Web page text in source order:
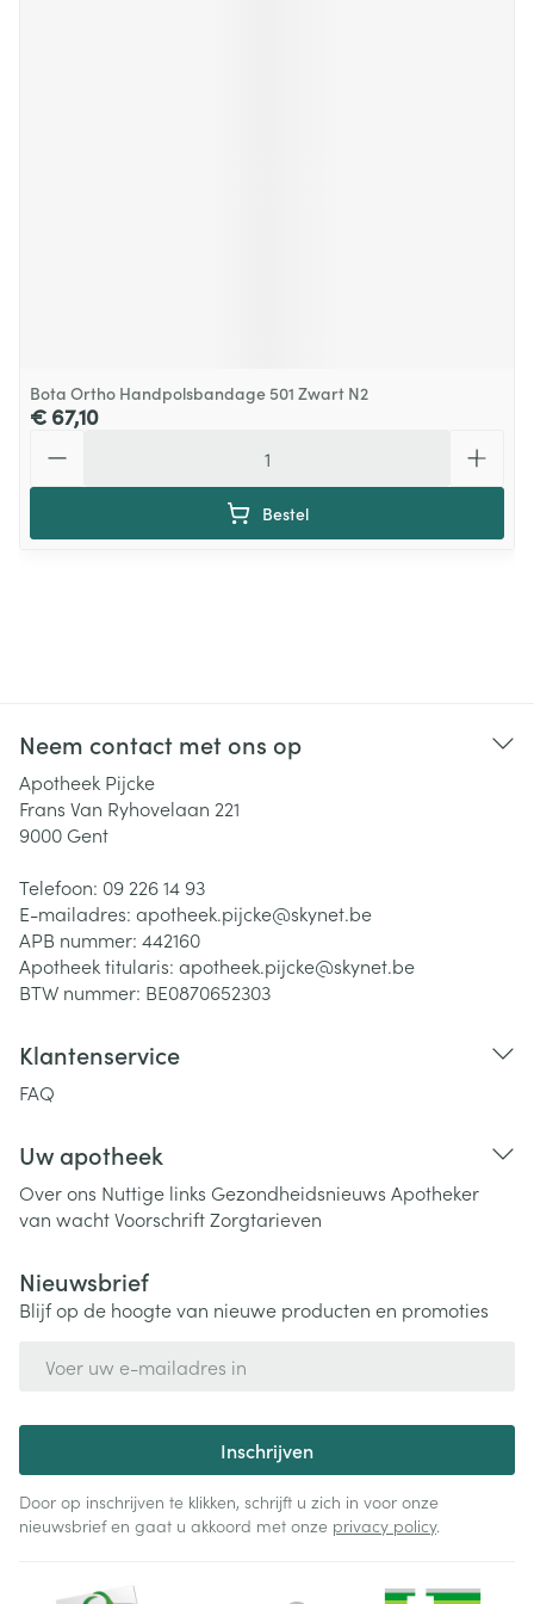
Bota Ortho Handpolsbandage 501 Zwart N2
€ 67,10
Bestel
Neem contact met ons op
Apotheek Pijcke
Frans Van Ryhovelaan 221
9000 Gent
Telefoon: 09 226 14 93
E-mailadres: apotheek.pijcke@skynet.be
APB nummer: 442160
Apotheek titularis: apotheek.pijcke@skynet.be
BTW nummer: BE0870652303
Klantenservice
FAQ
Uw apotheek
Over ons Nuttige links Gezondheidsnieuws Apotheker
van wachtVoorschriftZorgtarieven
Nieuwsbrief
Blijf op de hoogte van nieuwe producten en promoties
Inschrijven
Door op inschrijven te klikken, schrijft u zich in voor onze
nieuwsbrief en gaat u akkoord met onze privacy policy.